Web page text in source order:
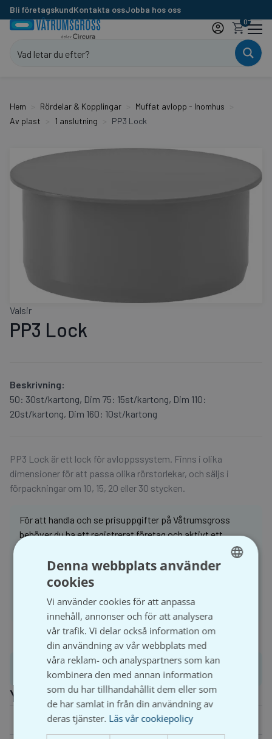
Bli företagskundKontakta ossJobba hos oss
0
Hem Rördelar & Kopplingar
Muffat avlopp - Inomhus
Av plast
1 anslutning PP3 Lock
Valsir
PP3 Lock
Beskrivning:
50: 30st/kartong, Dim 75: 15st/kartong, Dim 110:
20st/kartong, Dim 160: 10st/kartong
PP3 Lock är ett lock för avloppssystem. Finns i olika
dimensioner för att passa olika rörstorlekar, och säljs i
förpackningar om 10, 15, 20 eller 30 stycken.
För att handla och se prisuppgifter på Våtrumsgross
behöver du ha ett registrerat företag och aktivt ett
Logga in
Produktinformation
Ytterligare information
N/A
Denna webbplats använder
cookies
Vi använder cookies för att anpassa
innehåll, annonser och för att analysera
vår trafik. Vi delar också information om
din användning av vår webbplats med
våra reklam- och analyspartners som kan
kombinera den med annan information
som du har tillhandahållit dem eller som
de har samlat in från din användning av
deras tjänster. Läs vår cookiepolicy